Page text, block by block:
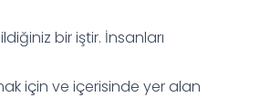
bir iştir. İnsanları
için ve içerisinde yer alan